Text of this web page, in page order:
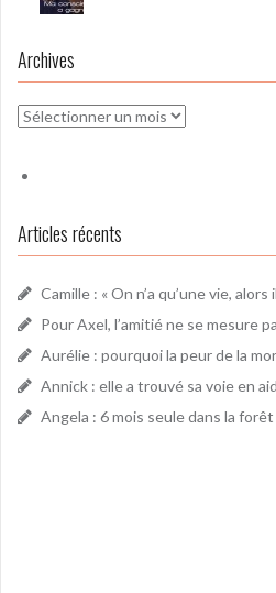
Archives
Archives
Articles récents
Camille : « On n’a qu’une vie,
Pour Axel, l’amitié ne se mesure
Aurélie : pourquoi la peur de la
Annick : elle a trouvé sa voie en
Angela : 6 mois seule dans la